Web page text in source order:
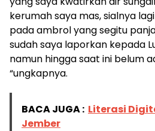
kerumah saya mas, sialnya
pada ambrol yang segitu
sudah saya laporkan kepada
namun hingga saat ini belum
“ungkapnya.
BACA JUGA : Literasi
Jember